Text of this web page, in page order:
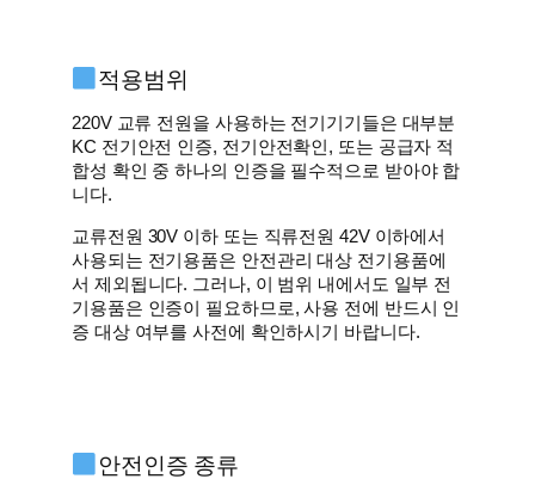
적용범위
220V 교류 전원을 사용하는 전기기기들은 대부분
KC 전기안전 인증, 전기안전확인, 또는 공급자 적
합성 확인 중 하나의 인증을 필수적으로 받아야 합
니다.
교류전원 30V 이하 또는 직류전원 42V 이하에서
사용되는 전기용품은 안전관리 대상 전기용품에
서 제외됩니다. 그러나, 이 범위 내에서도 일부 전
기용품은 인증이 필요하므로, 사용 전에 반드시 인
증 대상 여부를 사전에 확인하시기 바랍니다.
안전인증 종류